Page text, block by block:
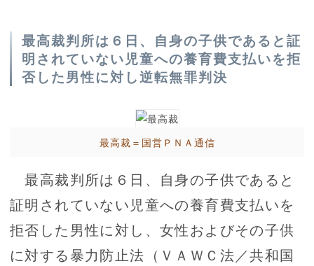
最高裁判所は６日、自身の子供であると証
明されていない児童への養育費支払いを拒
否した男性に対し逆転無罪判決
最高裁＝国営ＰＮＡ通信
最高裁判所は６日、自身の子供であると
証明されていない児童への養育費支払いを
拒否した男性に対し、女性およびその子供
に対する暴力防止法（ＶＡＷＣ法／共和国